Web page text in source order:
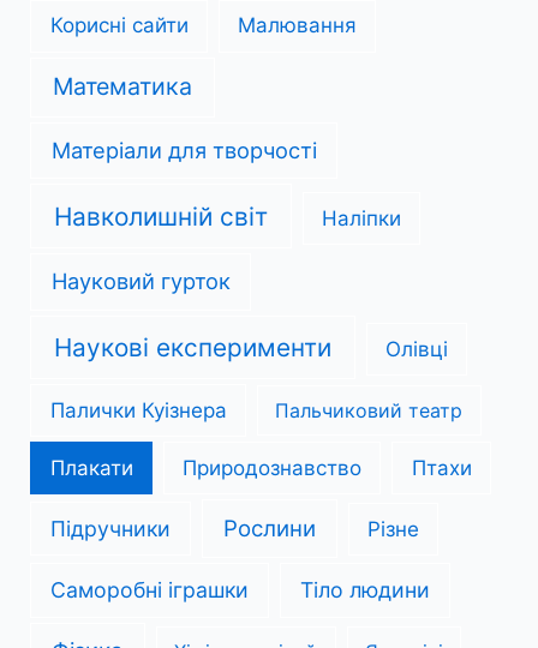
Корисні сайти Малювання
Математика
Матеріали для творчості
Навколишній світ Наліпки
Науковий гурток
Наукові експерименти Олівці
Палички Куізнера Пальчиковий театр
Плакати Природознавство Птахи
Підручники Рослини Різне
Саморобні іграшки Тіло людини